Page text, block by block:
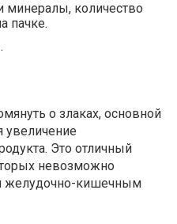
количество
пачке.
о злаках, основной
увеличение
Это отличный
невозможно
желудочно-кишечным